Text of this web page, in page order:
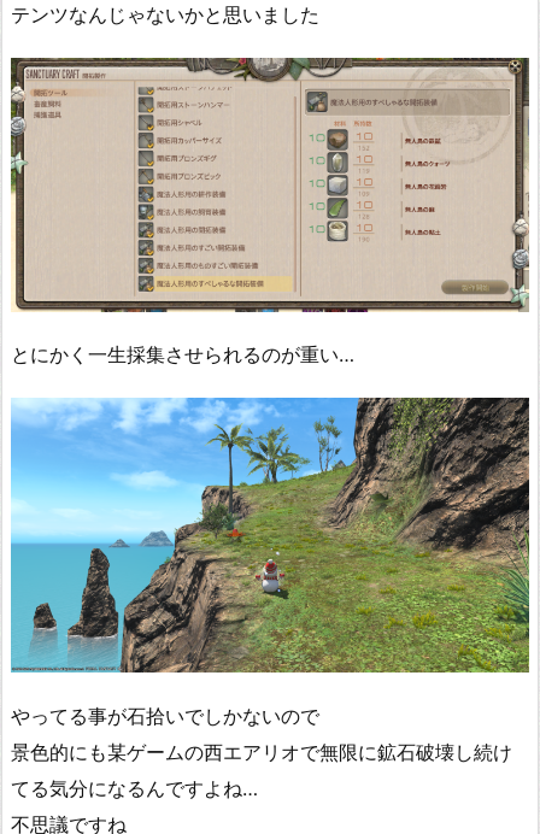
テンツなんじゃないかと思いました
とにかく一生採集させられるのが重い…
やってる事が石拾いでしかないので
景色的にも某ゲームの西エアリオで無限に鉱石破壊し続け
てる気分になるんですよね…
不思議ですね